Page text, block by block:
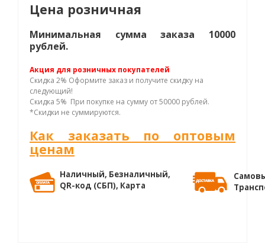
Цена розничная
Минимальная сумма заказа 10000
рублей.
Акция для розничных покупателей
Скидка 2% Оформите заказ и получите скидку на
следующий!
Скидка 5% При покупке на сумму от 50000 рублей.
*Скидки не суммируются.
Как заказать по оптовым
ценам
Наличный, Безналичный,
QR-код (СБП), Карта